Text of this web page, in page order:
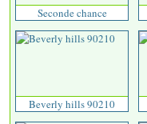
Seconde chance
Beverly hills 90210